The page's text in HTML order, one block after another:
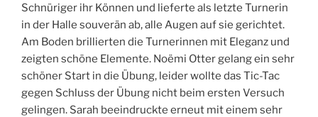
Schnüriger ihr Können und lieferte als letzte Turnerin
in der Halle souverän ab, alle Augen auf sie gerichtet.
Am Boden brillierten die Turnerinnen mit Eleganz und
zeigten schöne Elemente. Noëmi Otter gelang ein sehr
schöner Start in die Übung, leider wollte das Tic-Tac
gegen Schluss der Übung nicht beim ersten Versuch
gelingen. Sarah beeindruckte erneut mit einem sehr